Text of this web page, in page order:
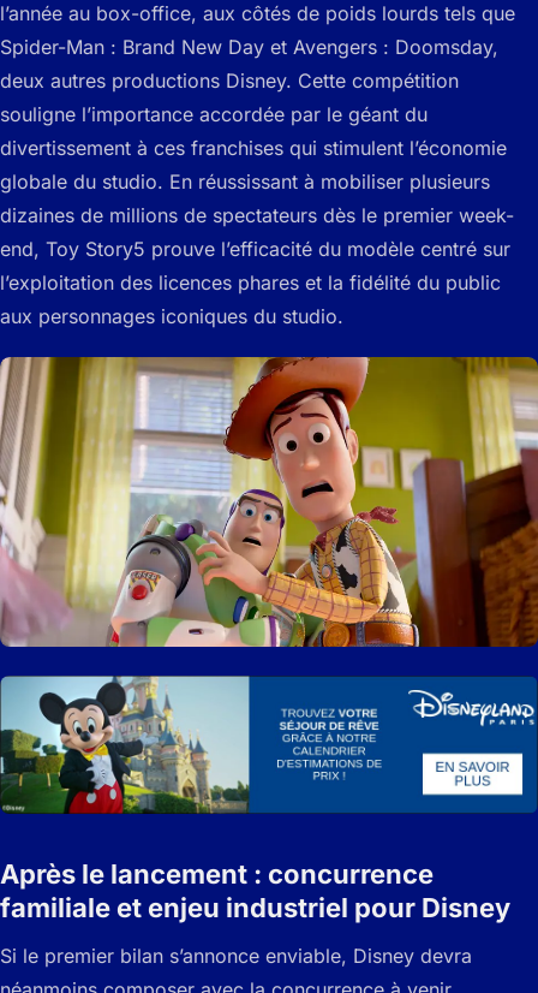
l’année au box-office, aux côtés de poids lourds tels que
Spider-Man : Brand New Day et Avengers : Doomsday,
deux autres productions Disney. Cette compétition
souligne l’importance accordée par le géant du
divertissement à ces franchises qui stimulent l’économie
globale du studio. En réussissant à mobiliser plusieurs
dizaines de millions de spectateurs dès le premier week-
end, Toy Story5 prouve l’efficacité du modèle centré sur
l’exploitation des licences phares et la fidélité du public
aux personnages iconiques du studio.
Après le lancement : concurrence
familiale et enjeu industriel pour Disney
Si le premier bilan s’annonce enviable, Disney devra